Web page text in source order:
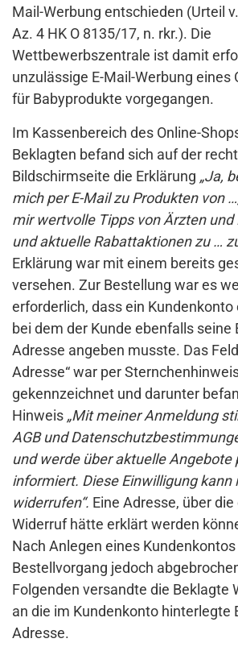
Mail-Werbung entschieden (Urteil
Az. 4 HK O 8135/17, n. rkr.). Die
Wettbewerbszentrale ist damit
unzulässige E-Mail-Werbung eines
für Babyprodukte vorgegangen.
Im Kassenbereich des Online-
Beklagten befand sich auf der
Bildschirmseite die Erklärung „Ja,
mich per E-Mail zu Produkten von
mir wertvolle Tipps von Ärzten
und aktuelle Rabattaktionen zu …
Erklärung war mit einem bereits
versehen. Zur Bestellung war es
erforderlich, dass ein
bei dem der Kunde ebenfalls seine
Adresse angeben musste. Das
Adresse“ war per
gekennzeichnet und darunter
Hinweis „Mit meiner Anmeldung
AGB und
und werde über aktuelle Angebote
informiert. Diese Einwilligung kann
widerrufen“. Eine Adresse, über
Widerruf hätte erklärt werden
Nach Anlegen eines
Bestellvorgang jedoch
Folgenden versandte die Beklagte
an die im Kundenkonto hinterlegte
Adresse.